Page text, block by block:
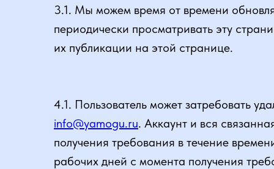
3.1. Мы можем время от времени
периодически просматривать эту
их публикации на этой странице.
4.1. Пользователь может затребовать
info@yamogu.ru. Аккаунт и вся
получения требования в течение
рабочих дней с момента получения